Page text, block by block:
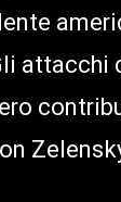
attacchi